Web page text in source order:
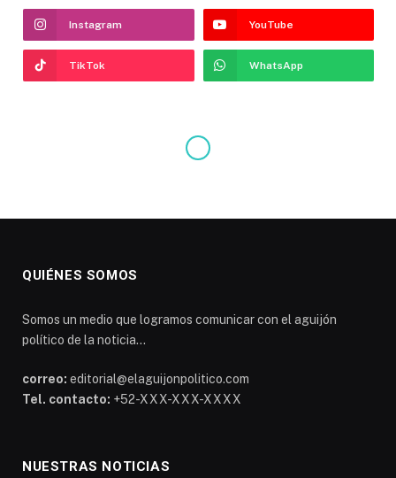
Instagram YouTube
TikTok WhatsApp
QUIÉNES SOMOS
Somos un medio que logramos comunicar con el aguijón
político de la noticia...
correo: editorial@elaguijonpolitico.com
Tel. contacto: +52-XXX-XXX-XXXX
NUESTRAS NOTICIAS